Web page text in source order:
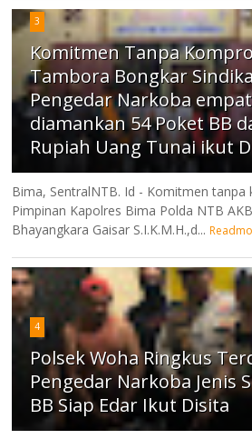
3
Komitmen Tanpa
Tambora Bongkar
Pengedar Narkoba
diamankan 54 Poket BB
Rupiah Uang Tunai ikut
Bima, SentralNTB. Id - Komitmen tanpa
Pimpinan Kapolres Bima Polda NTB
Bhayangkara Gaisar S.I.K.M.H.,d...
4
Polsek Woha Ringkus
Pengedar Narkoba Jenis
BB Siap Edar Ikut Disita